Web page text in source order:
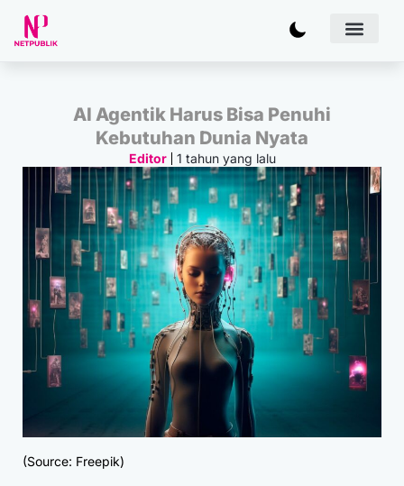
AI Agentik Harus Bisa Penuhi
Kebutuhan Dunia Nyata
Editor 1 tahun yang lalu
(Source: Freepik)